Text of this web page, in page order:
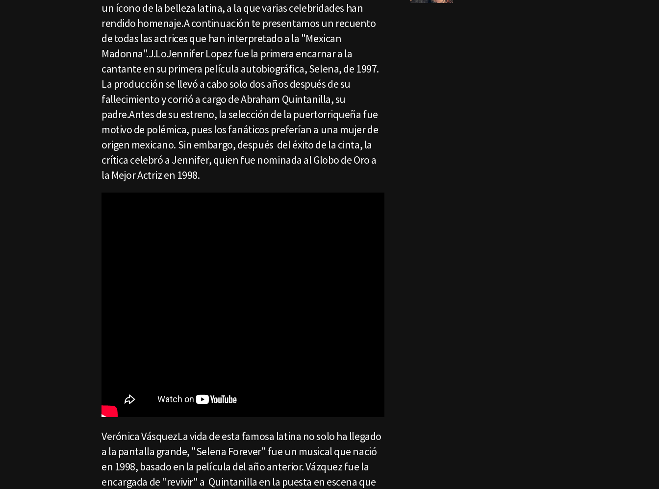
un ícono de la belleza latina, a la que varias celebridades han
rendido homenaje.A continuación te presentamos un recuento
de todas las actrices que han interpretado a la "Mexican
Madonna".J.LoJennifer Lopez fue la primera encarnar a la
cantante en su primera película autobiográfica, Selena, de 1997.
La producción se llevó a cabo solo dos años después de su
fallecimiento y corrió a cargo de Abraham Quintanilla, su
padre.Antes de su estreno, la selección de la puertorriqueña fue
motivo de polémica, pues los fanáticos preferían a una mujer de
origen mexicano. Sin embargo, después del éxito de la cinta, la
crítica celebró a Jennifer, quien fue nominada al Globo de Oro a
la Mejor Actriz en 1998.
Verónica VásquezLa vida de esta famosa latina no solo ha llegado
a la pantalla grande, "Selena Forever" fue un musical que nació
en 1998, basado en la película del año anterior. Vázquez fue la
encargada de "revivir" a Quintanilla en la puesta en escena que